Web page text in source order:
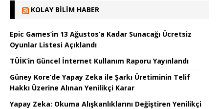
KOLAY BILIM HABER
Epic Games’in 13 Ağustos’a Kadar Sunacağı Ücretsiz
Oyunlar Listesi Açıklandı
TÜİK’in Güncel İnternet Kullanım Raporu Yayınlandı
Güney Kore’de Yapay Zeka ile Şarkı Üretiminin Telif
Hakkı Üzerine Alınan Yenilikçi Karar
Yapay Zeka: Okuma Alışkanlıklarını Değiştiren Yenilikçi